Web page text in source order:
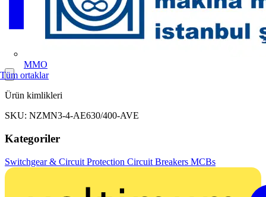
MMO
Tüm ortaklar
Ürün kimlikleri
SKU: NZMN3-4-AE630/400-AVE
Kategoriler
Switchgear & Circuit Protection Circuit Breakers MCBs